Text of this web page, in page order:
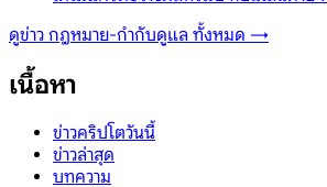
ดูข่าว กฎหมาย-กำกับดูแล ทั้งหมด →
เนื้อหา
ข่าวคริปโตวันนี้
ข่าวล่าสุด
บทความ